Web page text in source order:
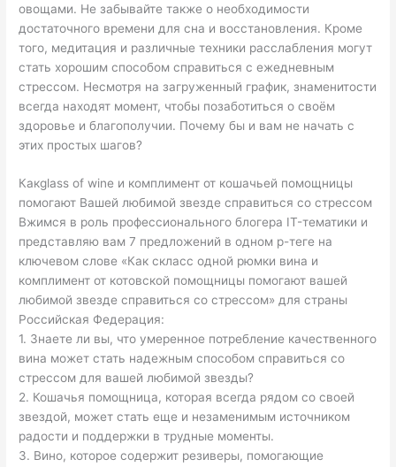
овощами. Не забывайте также о необходимости
достаточного времени для сна и восстановления. Кроме
того, медитация и различные техники расслабления могут
стать хорошим способом справиться с ежедневным
стрессом. Несмотря на загруженный график, знаменитости
всегда находят момент, чтобы позаботиться о своём
здоровье и благополучии. Почему бы и вам не начать с
этих простых шагов?
Какglass of wine и комплимент от кошачьей помощницы
помогают Вашей любимой звезде справиться со стрессом
Вжимся в роль профессионального блогера IT-тематики и
представляю вам 7 предложений в одном p-теге на
ключевом слове «Как скласс одной рюмки вина и
комплимент от котовской помощницы помогают вашей
любимой звезде справиться со стрессом» для страны
Российская Федерация:
1. Знаете ли вы, что умеренное потребление качественного
вина может стать надежным способом справиться со
стрессом для вашей любимой звезды?
2. Кошачья помощница, которая всегда рядом со своей
звездой, может стать еще и незаменимым источником
радости и поддержки в трудные моменты.
3. Вино, которое содержит резиверы, помогающие